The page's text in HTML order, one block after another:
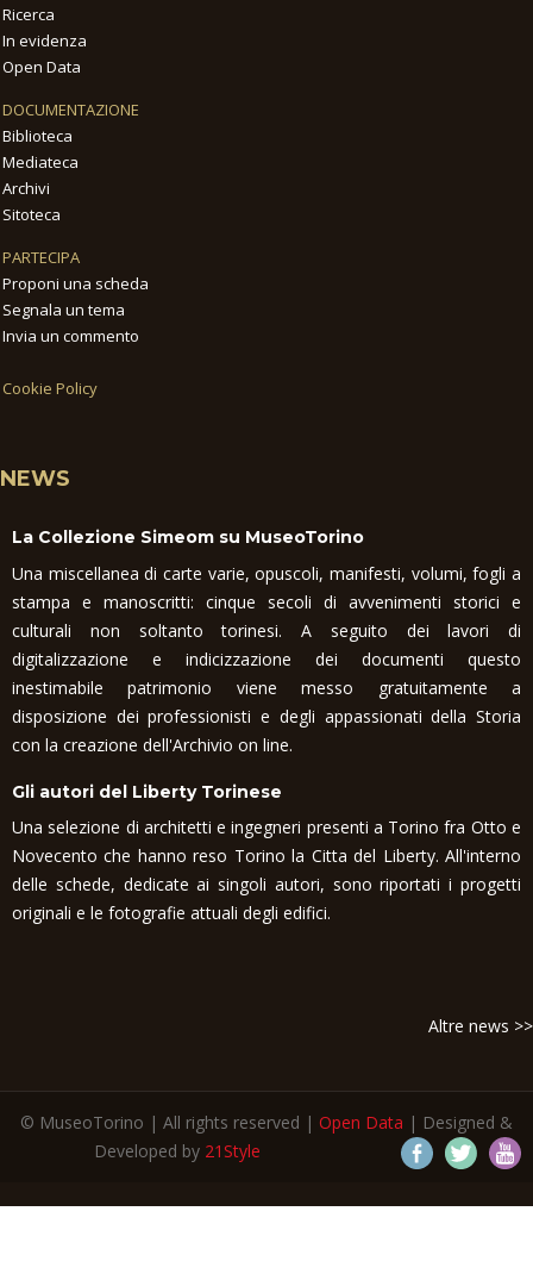
Ricerca
In evidenza
Open Data
DOCUMENTAZIONE
Biblioteca
Mediateca
Archivi
Sitoteca
PARTECIPA
Proponi una scheda
Segnala un tema
Invia un commento
Cookie Policy
NEWS
La Collezione Simeom su MuseoTorino
Una miscellanea di carte varie, opuscoli, manifesti, volumi, fogli a
stampa e manoscritti: cinque secoli di avvenimenti storici e
culturali non soltanto torinesi. A seguito dei lavori di
digitalizzazione e indicizzazione dei documenti questo
inestimabile patrimonio viene messo gratuitamente a
disposizione dei professionisti e degli appassionati della Storia
con la creazione dell'Archivio on line.
Gli autori del Liberty Torinese
Una selezione di architetti e ingegneri presenti a Torino fra Otto e
Novecento che hanno reso Torino la Citta del Liberty. All'interno
delle schede, dedicate ai singoli autori, sono riportati i progetti
originali e le fotografie attuali degli edifici.
Altre news >>
© MuseoTorino | All rights reserved | Open Data | Designed &
Developed by 21Style